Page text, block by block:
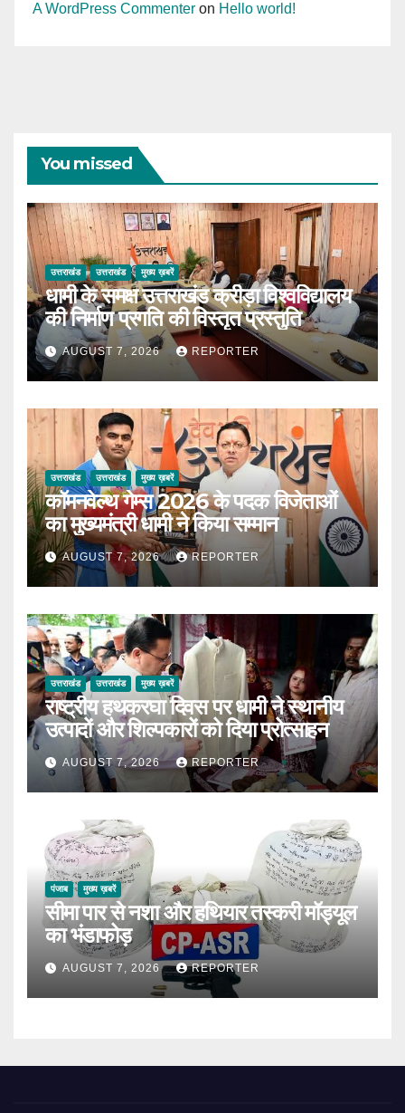
A WordPress Commenter on Hello world!
You missed
उत्तराखंड उत्तराखंड मुख्य ख़बरें
धामी के समक्ष उत्तराखंड क्रीड़ा विश्वविद्यालय
की निर्माण प्रगति की विस्तृत प्रस्तुति
AUGUST 7, 2026 REPORTER
उत्तराखंड उत्तराखंड मुख्य ख़बरें
कॉमनवेल्थ गेम्स 2026 के पदक विजेताओं
का मुख्यमंत्री धामी ने किया सम्मान
AUGUST 7, 2026 REPORTER
उत्तराखंड उत्तराखंड मुख्य ख़बरें
राष्ट्रीय हथकरघा दिवस पर धामी ने स्थानीय
उत्पादों और शिल्पकारों को दिया प्रोत्साहन
AUGUST 7, 2026 REPORTER
पंजाब मुख्य ख़बरें
सीमा पार से नशा और हथियार तस्करी मॉड्यूल
का भंडाफोड़
AUGUST 7, 2026 REPORTER